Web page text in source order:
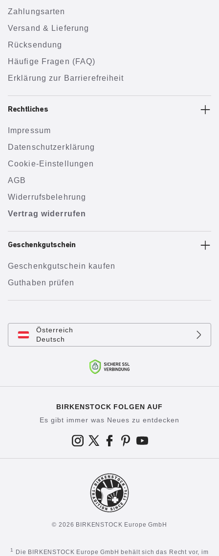
Zahlungsarten
Versand & Lieferung
Rücksendung
Häufige Fragen (FAQ)
Erklärung zur Barrierefreiheit
Rechtliches
Impressum
Datenschutzerklärung
Cookie-Einstellungen
AGB
Widerrufsbelehrung
Vertrag widerrufen
Geschenkgutschein
Geschenkgutschein kaufen
Guthaben prüfen
Österreich
Deutsch
BIRKENSTOCK FOLGEN AUF
Es gibt immer was Neues zu entdecken
© 2026 BIRKENSTOCK Europe GmbH
1 Die BIRKENSTOCK Europe GmbH behält sich das Recht vor, im